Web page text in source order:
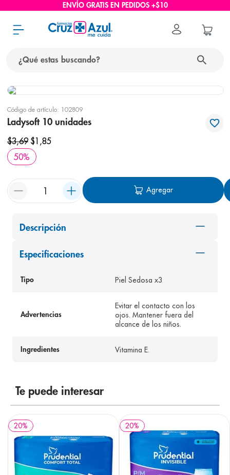
ENVÍO GRATIS EN PEDIDOS +$10
Código de artículo: 102809
Ladysoft 10 unidades
$3,69 $1 ,85
50%
Agregar
Descripción
Especificaciones
Tipo Piel Sedosa x3
Advertencias
Evitar el contacto con los
ojos. Mantener fuera del
alcance de los niños.
Ingredientes Vitamina E.
Te puede interesar
20% 20%
términos más buscados
protector solar
3. eucerin
nivea
6. bioderma
7 shampoo
9. pediasure
10.